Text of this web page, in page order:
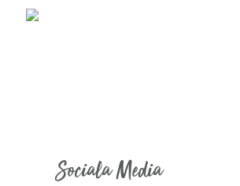
Sociala Media